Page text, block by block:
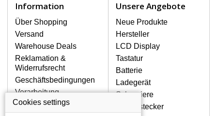
Zu den häufigsten Beschädigungen
gehören mechanische Schäden, z. B.
ein geborstenes Display oder Risse.
Ferner senkrechte Streifen, das Display
leuchtet nicht, blinkt unregelmäßig oder
ist ungleichmäßig hell.
LCD DISPLAYS GATEWAY
NV53A82U VON HÖCHSTER
Information
Über Shopping
Versand
Warehouse Deals
Reklamation &
Widerrufsrecht
Geschäftsbedingungen
Verarbeitung
personenbezogener
Daten
Unsere Angebote
Neue Produkte
Hersteller
LCD Display
Tastatur
Batterie
Ladegerät
Scharniere
Gerätestecker
Cookies settings